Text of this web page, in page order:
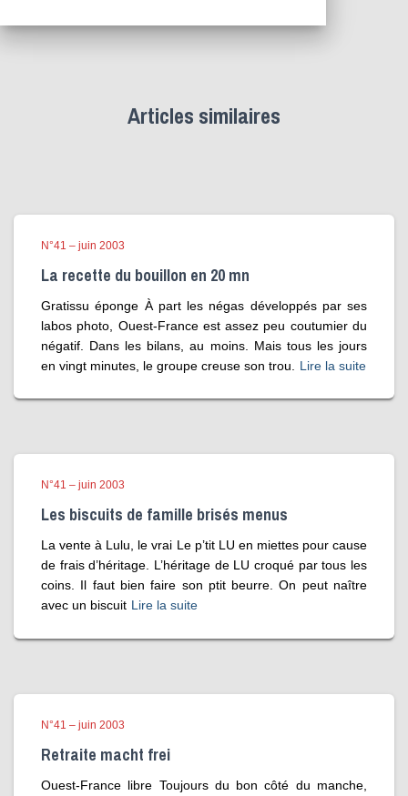
Articles similaires
N°41 – juin 2003
La recette du bouillon en 20 mn
Gratissu éponge À part les négas développés par ses
labos photo, Ouest-France est assez peu coutumier du
négatif. Dans les bilans, au moins. Mais tous les jours
en vingt minutes, le groupe creuse son trou.
Lire la suite
N°41 – juin 2003
Les biscuits de famille brisés menus
La vente à Lulu, le vrai Le p’tit LU en miettes pour cause
de frais d’héritage. L’héritage de LU croqué par tous les
coins. Il faut bien faire son ptit beurre. On peut naître
avec un biscuit Lire la suite
N°41 – juin 2003
Retraite macht frei
Ouest-France libre Toujours du bon côté du manche,